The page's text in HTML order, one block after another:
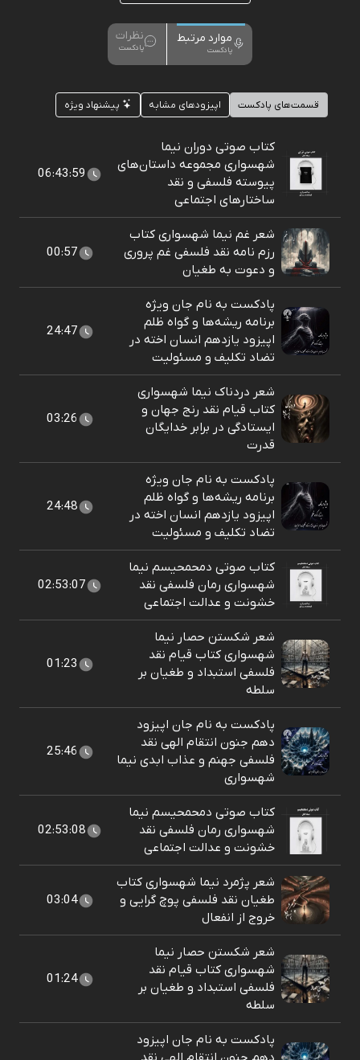
موارد مرتبط
پادکست
نظرات
پادکست
قسمت‌های پادکست اپیزودهای مشابه پیشنهاد ویژه
کتاب صوتی دوران نیما
شهسواری مجموعه داستان‌های
پیوسته فلسفی و نقد
ساختارهای اجتماعی
06:43:59
شعر غم نیما شهسواری کتاب
رزم نامه نقد فلسفی غم پروری
و دعوت به طغیان
00:57
پادکست به نام جان ویژه
برنامه ریشه‌ها و گواه ظلم
اپیزود یازدهم انسان اخته در
تضاد تکلیف و مسئولیت
24:47
شعر دردناک نیما شهسواری
کتاب قیام نقد رنج جهان و
ایستادگی در برابر خدایگان
قدرت
03:26
پادکست به نام جان ویژه
برنامه ریشه‌ها و گواه ظلم
اپیزود یازدهم انسان اخته در
تضاد تکلیف و مسئولیت
24:48
کتاب صوتی دمحمحیسم نیما
شهسواری رمان فلسفی نقد
خشونت و عدالت اجتماعی
02:53:07
شعر شکستن حصار نیما
شهسواری کتاب قیام نقد
فلسفی استبداد و طغیان بر
سلطه
01:23
پادکست به نام جان اپیزود
دهم جنون انتقام الهی نقد
فلسفی جهنم و عذاب ابدی نیما
شهسواری
25:46
کتاب صوتی دمحمحیسم نیما
شهسواری رمان فلسفی نقد
خشونت و عدالت اجتماعی
02:53:08
شعر پژمرد نیما شهسواری کتاب
طغیان نقد فلسفی پوچ گرایی و
خروج از انفعال
03:04
شعر شکستن حصار نیما
شهسواری کتاب قیام نقد
فلسفی استبداد و طغیان بر
سلطه
01:24
پادکست به نام جان اپیزود